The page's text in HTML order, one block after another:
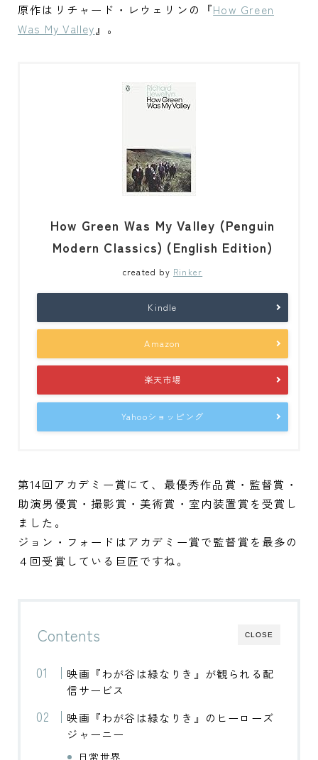
原作はリチャード・レウェリンの​​​​​​『How Green
Was My Valley 』。
How Green Was My Valley (Penguin
Modern Classics) (English Edition)
created by Rinker
Kindle
Amazon
楽天市場
Yahooショッピング
第14回アカデミー賞にて、最優秀作品賞・監督賞・
助演男優賞・撮影賞・美術賞・室内装置賞を受賞し
ました。
ジョン・フォードはアカデミー賞で監督賞を最多の
４回受賞している巨匠ですね。
CLOSE
Contents
映画『わが谷は緑なりき』が観られる配
信サービス
映画『わが谷は緑なりき』のヒーローズ
ジャーニー
日常世界